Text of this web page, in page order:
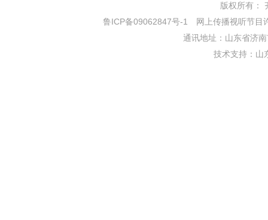
版权所有：
鲁ICP备09062847号-1 网上传播视听节目
通讯地址：山东省济
技术支持： 山